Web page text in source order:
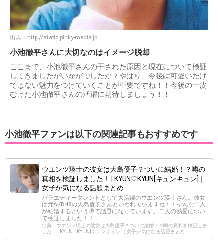
出典： http://static.pinky-media.jp
小池徹平さんに大切なのはイメージ脱却
ここまで、小池徹平さんの干された原因と現在について検証
してきましたがいかがでしたか？やはり、今後は可愛いだけ
ではない魅力をつけていくことが重要ですね！！今後の一皮
むけた小池徹平さんの活躍に期待しましょう！！
小池徹平ファンは以下の関連記事もおすすめです
ウエンツ瑛士の彼女は大島優子？ついに結婚！？噂の
真相を検証しました！ | KYUN♡KYUN[キュンキュン]｜
女子が気になる話題まとめ
バラエティータレントとして大活躍のウエンツ瑛士さん。彼女
は元AKB48の大島優子さんといわれていますね！！そんな二人
が結婚するという噂で話題になっています。二人の熱愛につい
て検証しました！！
出典：ウエンツ瑛士の彼女は大島優子？ついに結婚！？噂の真相を検証しま
した！ | KYUN♡KYUN[キュンキュン]｜女子が気になる話題まとめ